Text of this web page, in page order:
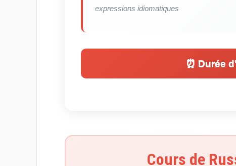
expressions idiomatiques
⏰ Durée
Cours de